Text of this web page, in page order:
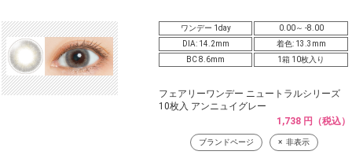
ワンデー 1day
0.00～ -8.00
DIA: 14.2mm
着色: 13.3mm
BC 8.6mm
1箱 10枚入り
フェアリーワンデー ニュートラルシリーズ
10枚入 アンニュイグレー
1,738 円（税込）
ブランドページ 非表示